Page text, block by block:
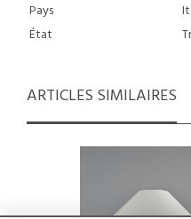
Pays
État
ARTICLES SIMILAIRES